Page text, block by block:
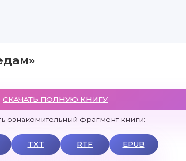
СКАЧАТЬ ПОЛНУЮ КНИГУ
ознакомительный фрагмент книги:
TXT RTF EPUB